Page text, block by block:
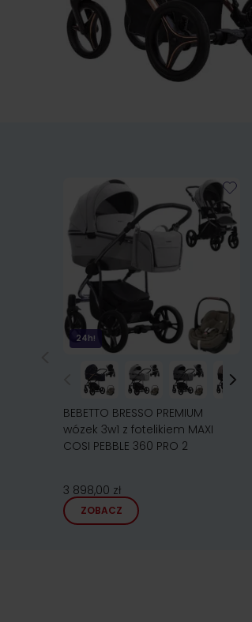
24h!
BEBETTO BRESSO PREMIUM
wózek 3w1 z fotelikiem MAXI
COSI PEBBLE 360 PRO 2
3 898,00 zł
ZOBACZ